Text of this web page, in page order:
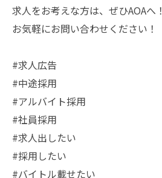
求人をお考えな方は、ぜひAOAへ！
お気軽にお問い合わせください！
#求人広告
#中途採用
#アルバイト採用
#社員採用
#求人出したい
#採用したい
#バイトル載せたい